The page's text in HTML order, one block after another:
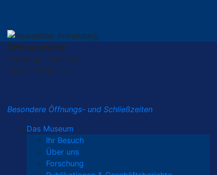
Öffnungszeiten
Dienstag – Sonntag
10.00 – 17.00 Uhr
Besondere Öffnungs- und Schließzeiten
Das Museum
Ihr Besuch
Über uns
Forschung